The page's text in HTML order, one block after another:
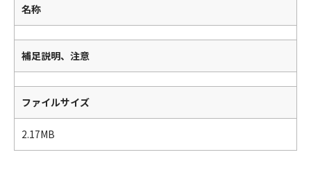
名称
補足説明、注意
ファイルサイズ
2.17MB